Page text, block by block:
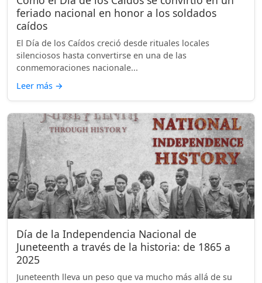
feriado nacional en honor a los soldados
caídos
El Día de los Caídos creció desde rituales locales
silenciosos hasta convertirse en una de las
conmemoraciones nacionale...
Leer más →
Día de la Independencia Nacional de
Juneteenth a través de la historia: de 1865 a
2025
Juneteenth lleva un peso que va mucho más allá de su